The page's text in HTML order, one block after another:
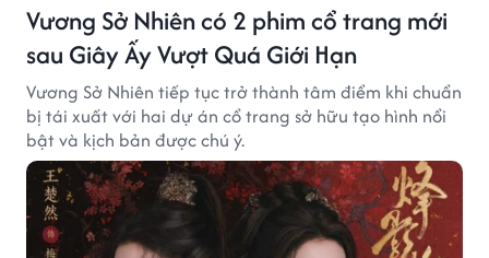
Vương Sở Nhiên có 2 phim cổ trang mới
sau Giây Ấy Vượt Quá Giới Hạn
Vương Sở Nhiên tiếp tục trở thành tâm điểm khi chuẩn
bị tái xuất với hai dự án cổ trang sở hữu tạo hình nổi
bật và kịch bản được chú ý.